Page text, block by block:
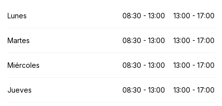
Lunes 08:30 - 13:00 13:00 - 17:00
Martes 08:30 - 13:00 13:00 - 17:00
Miércoles 08:30 - 13:00 13:00 - 17:00
Jueves 08:30 - 13:00 13:00 - 17:00